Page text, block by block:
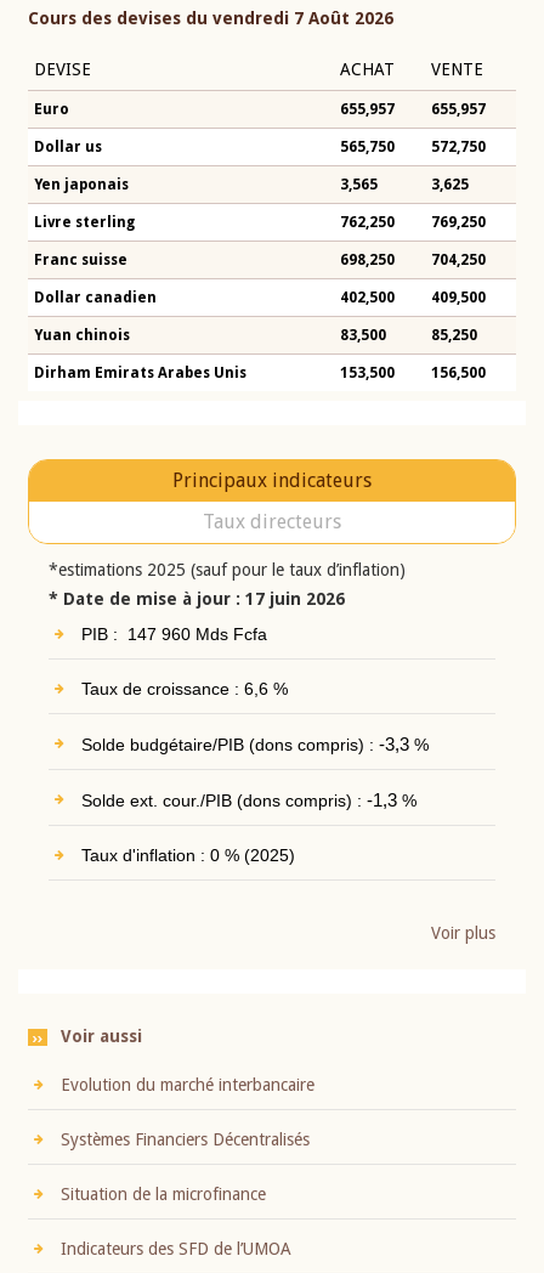
Cours des devises du vendredi 7 Août 2026
DEVISE ACHAT VENTE
Euro 655,957 655,957
Dollar us 565,750 572,750
Yen japonais 3,565 3,625
Livre sterling 762,250 769,250
Franc suisse 698,250 704,250
Dollar canadien 402,500 409,500
Yuan chinois 83,500 85,250
Dirham Emirats Arabes Unis 153,500 156,500
Principaux indicateurs
Taux directeurs
*estimations 2025 (sauf pour le taux d’inflation)
* Date de mise à jour : 17 juin 2026
PIB : 147 960 Mds Fcfa
Taux de croissance : 6,6 %
Solde budgétaire/PIB (dons compris) : -3,3%
Solde ext. cour./PIB (dons compris) : -1,3%
Taux d'inflation : 0 % (2025)
Voir plus
Voir aussi
Evolution du marché interbancaire
Systèmes Financiers Décentralisés
Situation de la microfinance
Indicateurs des SFD de l’UMOA